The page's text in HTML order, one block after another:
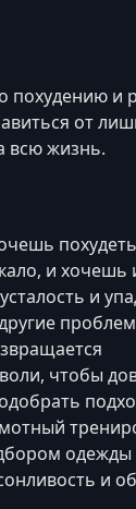
похудению
от
всю жизнь.
и
и
чтобы
одежды
и